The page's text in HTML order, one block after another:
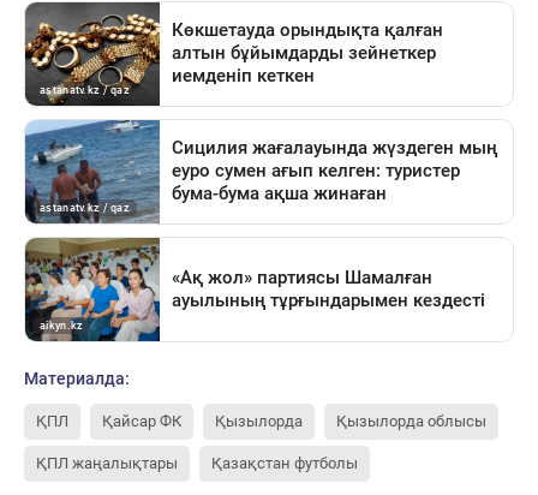
Материалда:
ҚПЛ Қайсар ФК Қызылорда Қызылорда облысы
ҚПЛ жаңалықтары Қазақстан футболы